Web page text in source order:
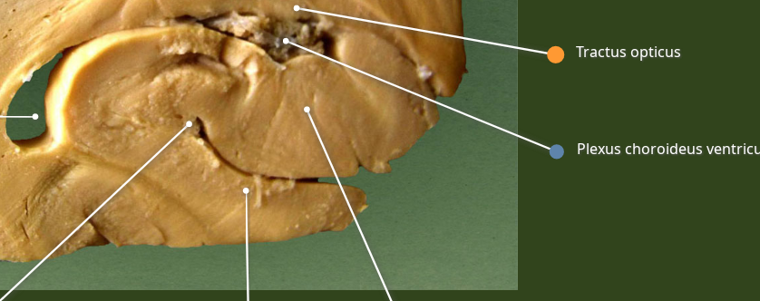
Plexus choroideus
Tractus opticus